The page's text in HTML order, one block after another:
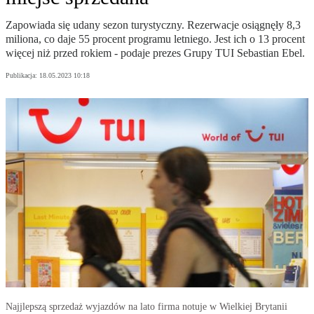
Zapowiada się udany sezon turystyczny. Rezerwacje osiągnęły 8,3
miliona, co daje 55 procent programu letniego. Jest ich o 13 procent
więcej niż przed rokiem - podaje prezes Grupy TUI Sebastian Ebel.
Publikacja: 18.05.2023 10:18
Najjlepszą sprzedaż wyjazdów na lato firma notuje w Wielkiej Brytanii